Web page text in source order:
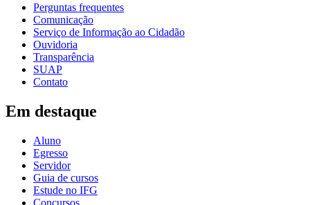
Perguntas frequentes
Comunicação
Serviço de Informação ao Cidadão
Ouvidoria
Transparência
SUAP
Contato
Em destaque
Aluno
Egresso
Servidor
Guia de cursos
Estude no IFG
Concursos